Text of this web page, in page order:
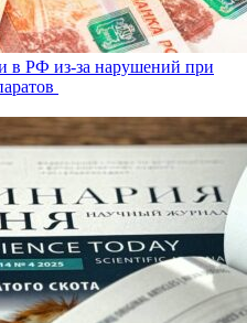
в РФ из-за нарушений при